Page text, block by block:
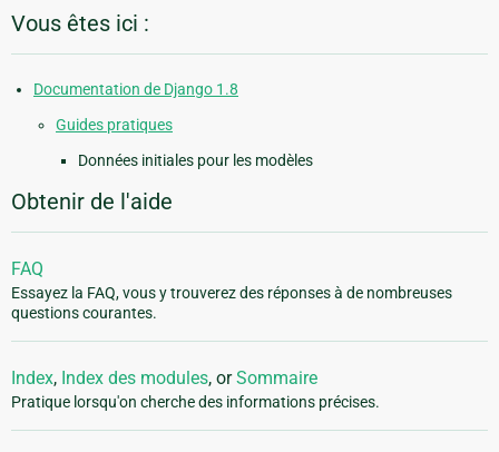
Vous êtes ici :
Documentation de Django 1.8
Guides pratiques
Données initiales pour les modèles
Obtenir de l'aide
FAQ
Essayez la FAQ, vous y trouverez des réponses à de nombreuses
questions courantes.
Index, Index des modules, orSommaire
Pratique lorsqu'on cherche des informations précises.